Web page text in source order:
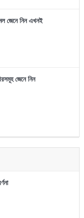
জেনে নিন এখনই
জেনে নিন